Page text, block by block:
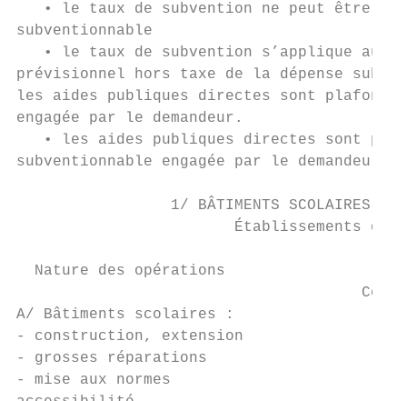
• le taux de subvention ne peut être
subventionnable
• le taux de subvention s’applique au
prévisionnel hors taxe de la dépense
les aides publiques directes sont
engagée par le demandeur.
• les aides publiques directes sont
subventionnable engagée par le demandeur.
1/ BÂTIMENTS SCOLAIRES
Établissements
Nature des opérations
A/ Bâtiments scolaires :
- construction, extension
- grosses réparations
- mise aux normes